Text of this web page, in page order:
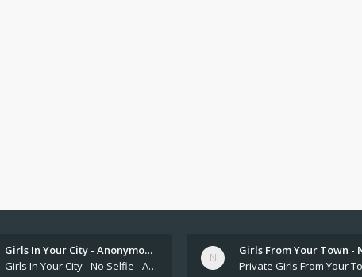
Girls In Your City - Anonymou…
Girls In Your City - No Selfie - Anonymous Sex Dating https://SecretPrivat.com Womens In Your Town - Anonymous S